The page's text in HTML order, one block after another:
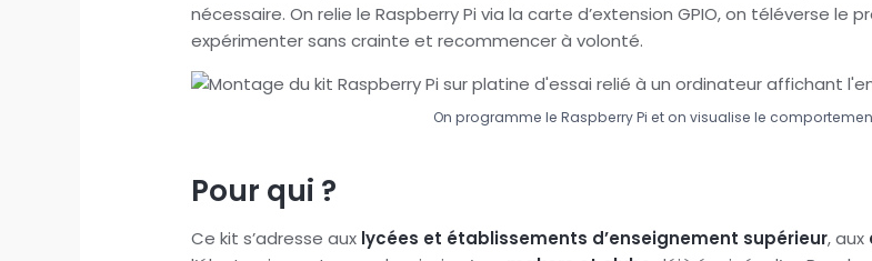
nécessaire. On relie le Raspberry Pi via la carte d’extension GPIO, on téléverse
expérimenter sans crainte et recommencer à volonté.
On programme le Raspberry Pi et on visualise le
Pour qui ?
Ce kit s’adresse aux lycées et établissements d’enseignement supérieur, aux